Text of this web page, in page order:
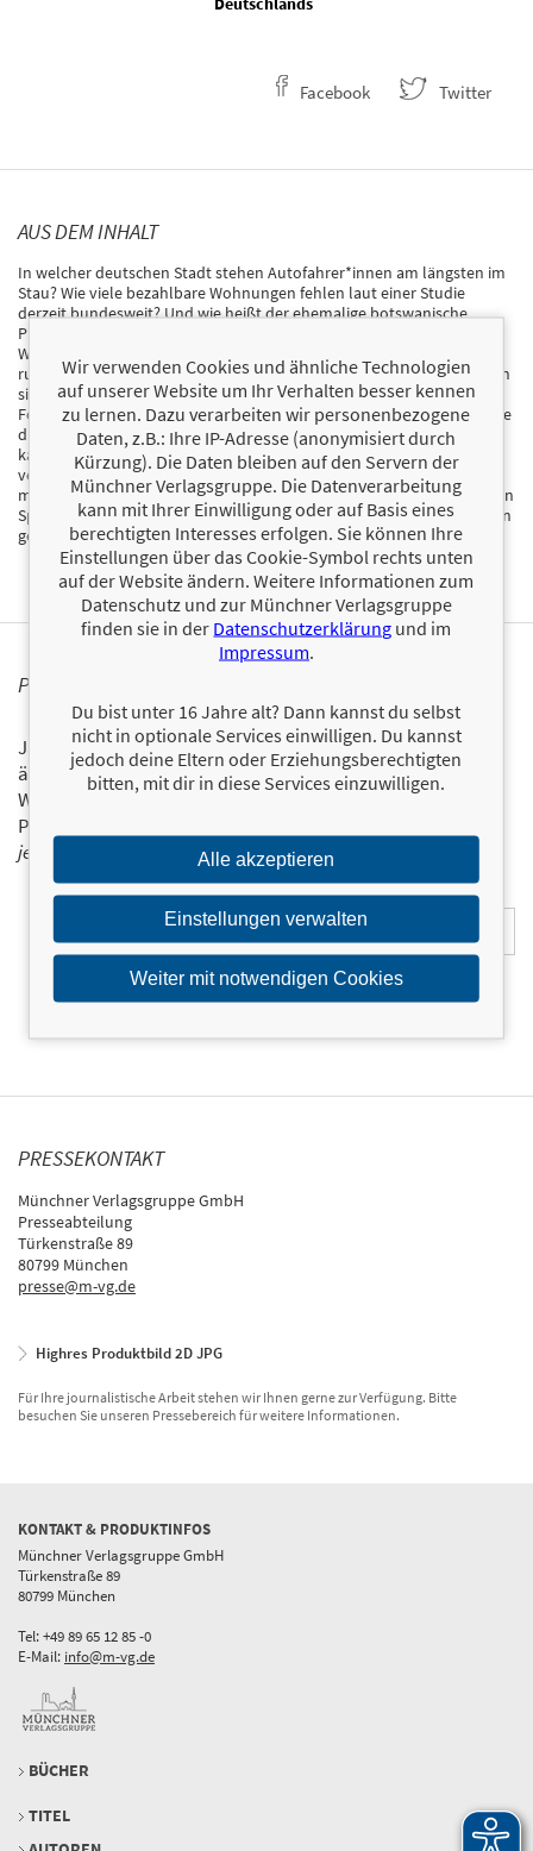
Facebook Twitter
AUS DEM INHALT
In welcher deutschen Stadt stehen Autofahrer*innen am längsten im
Stau? Wie viele bezahlbare Wohnungen fehlen laut einer Studie
derzeit bundesweit? Und wie heißt der ehemalige botswanische
Präsident, gegen den Ende 2022 ein Haftbefehl wegen illegalen
Waffenbesitzes erlassen wurde? In diesem spannenden Kartenspiel
rund um Zeitgeschehen, Politikereignisse und Feuilleton versammeln
sich die besten Fragen und Antworten des beliebten »ZEIT Online«-
Formats »Wissenstest des Tages«. Wer sich für die großen Themen, die
die Gesellschaft bewegen, sowie für die täglichen News interessiert,
kann hier spielerisch sein Wissen testen, aber auch viel Neues aus
verschiedenen Kategorien erfahren. Die diversen Spielvarianten
machen das Quiz zu einem abwechslungsreichen Highlight eines jeden
Spieleabends, aber auch allein oder zu zweit kann geraten, mit Wissen
geglänzt und gestaunt werden.
PERSONALISIERTE PRODUKTINFORMATIONEN
Ja, ich will über interessante Neuerscheinungen und
ähnliche Produkte informiert werden.
Wir halten Sie per E-Mail auf dem aktuellen Stand über das
Programm der Münchner Verlagsgruppe.
jetzt ein!
E-Mail-Adresse:
PRESSEKONTAKT
Münchner Verlagsgruppe GmbH
Presseabteilung
Türkenstraße 89
80799 München
presse@m-vg.de
Highres Produktbild 2D JPG
Für Ihre journalistische Arbeit stehen wir Ihnen gerne zur Verfügung. Bitte
besuchen Sie unseren Pressebereich für weitere Informationen.
KONTAKT & PRODUKTINFOS
Münchner Verlagsgruppe GmbH
Türkenstraße 89
80799 München
Tel: +49 89 65 12 85 -0
E-Mail: info@m-vg.de
BÜCHER
TITEL
Wir verwenden Cookies und ähnliche Technologien
auf unserer Website um Ihr Verhalten besser kennen
zu lernen. Dazu verarbeiten wir personenbezogene
Daten, z.B.: Ihre IP-Adresse (anonymisiert durch
Kürzung). Die Daten bleiben auf den Servern der
Münchner Verlagsgruppe. Die Datenverarbeitung
kann mit Ihrer Einwilligung oder auf Basis eines
berechtigten Interesses erfolgen. Sie können Ihre
Einstellungen über das Cookie-Symbol rechts unten
auf der Website ändern. Weitere Informationen zum
Datenschutz und zur Münchner Verlagsgruppe
finden sie in der Datenschutzerklärung und im
Impressum.
Du bist unter 16 Jahre alt? Dann kannst du selbst
nicht in optionale Services einwilligen. Du kannst
jedoch deine Eltern oder Erziehungsberechtigten
bitten, mit dir in diese Services einzuwilligen.
Alle akzeptieren
Einstellungen verwalten
Weiter mit notwendigen Cookies